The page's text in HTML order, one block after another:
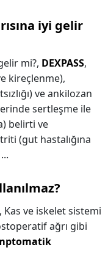
iyi gelir
mi?, DEXPASS,
kireçlenme),
ve ankilozan
sertleşme ile
belirti ve
(gut hastalığına
Kas ve iskelet sistemi
ağrı gibi